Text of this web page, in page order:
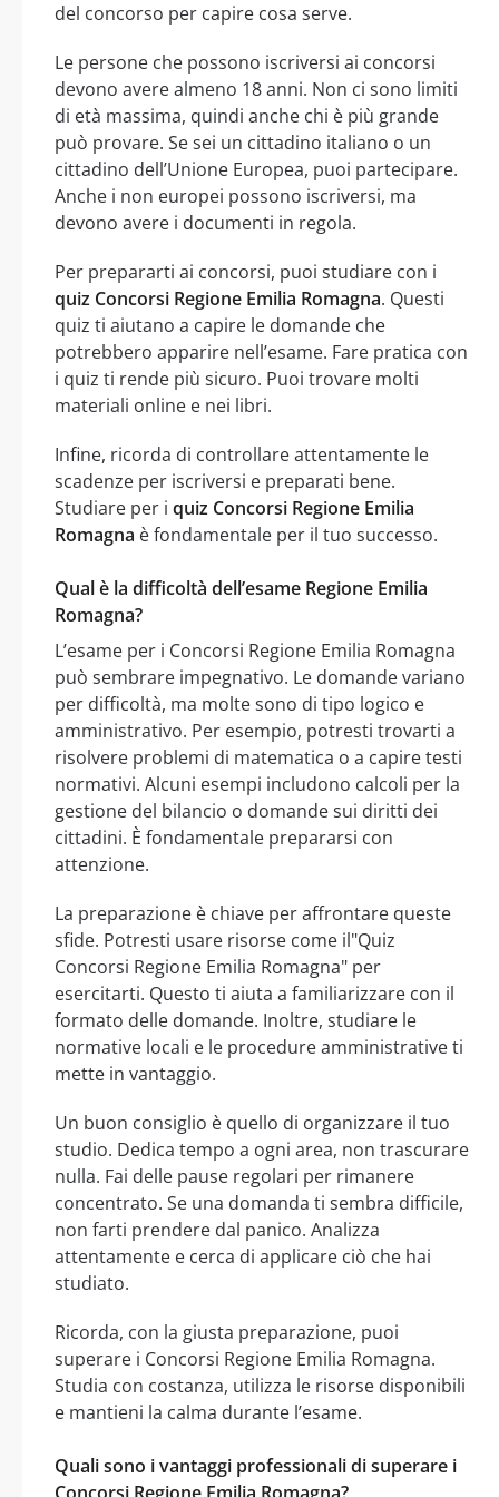
del concorso per capire cosa serve.
Le persone che possono iscriversi ai concorsi
devono avere almeno 18 anni. Non ci sono limiti
di età massima, quindi anche chi è più grande
può provare. Se sei un cittadino italiano o un
cittadino dell’Unione Europea, puoi partecipare.
Anche i non europei possono iscriversi, ma
devono avere i documenti in regola.
Per prepararti ai concorsi, puoi studiare con i
quiz Concorsi Regione Emilia Romagna. Questi
quiz ti aiutano a capire le domande che
potrebbero apparire nell’esame. Fare pratica con
i quiz ti rende più sicuro. Puoi trovare molti
materiali online e nei libri.
Infine, ricorda di controllare attentamente le
scadenze per iscriversi e preparati bene.
Studiare per i quiz Concorsi Regione Emilia
Romagna è fondamentale per il tuo successo.
Qual è la difficoltà dell’esame Regione Emilia
Romagna?
L’esame per i Concorsi Regione Emilia Romagna
può sembrare impegnativo. Le domande variano
per difficoltà, ma molte sono di tipo logico e
amministrativo. Per esempio, potresti trovarti a
risolvere problemi di matematica o a capire testi
normativi. Alcuni esempi includono calcoli per la
gestione del bilancio o domande sui diritti dei
cittadini. È fondamentale prepararsi con
attenzione.
La preparazione è chiave per affrontare queste
sfide. Potresti usare risorse come il"Quiz
Concorsi Regione Emilia Romagna" per
esercitarti. Questo ti aiuta a familiarizzare con il
formato delle domande. Inoltre, studiare le
normative locali e le procedure amministrative ti
mette in vantaggio.
Un buon consiglio è quello di organizzare il tuo
studio. Dedica tempo a ogni area, non trascurare
nulla. Fai delle pause regolari per rimanere
concentrato. Se una domanda ti sembra difficile,
non farti prendere dal panico. Analizza
attentamente e cerca di applicare ciò che hai
studiato.
Ricorda, con la giusta preparazione, puoi
superare i Concorsi Regione Emilia Romagna.
Studia con costanza, utilizza le risorse disponibili
e mantieni la calma durante l’esame.
Quali sono i vantaggi professionali di superare i